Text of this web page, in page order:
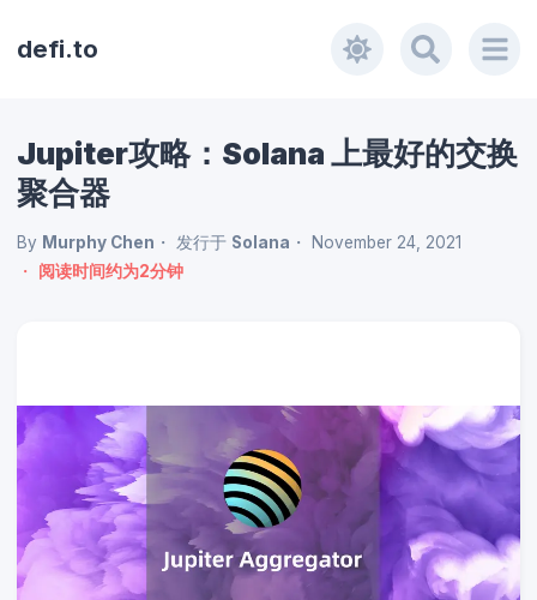
defi.to
Jupiter攻略：Solana 上最好的交换
聚合器
By Murphy Chen 发行于 Solana
November 24, 2021
阅读时间约为2分钟